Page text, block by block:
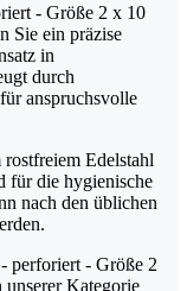
- Größe 2 x 10
Sie ein präzise
in
durch
anspruchsvolle
Edelstahl
für die hygienische
nach den üblichen
perforiert - Größe 2
Kategorie